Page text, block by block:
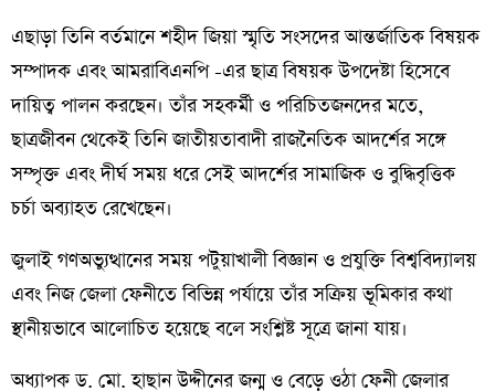
এছাড়া তিনি বর্তমানে শহীদ জিয়া স্মৃতি সংসদের আন্তর্জাতিক বিষয়ক
সম্পাদক এবং আমরাবিএনপি -এর ছাত্র বিষয়ক উপদেষ্টা হিসেবে
দায়িত্ব পালন করছেন। তাঁর সহকর্মী ও পরিচিতজনদের মতে,
ছাত্রজীবন থেকেই তিনি জাতীয়তাবাদী রাজনৈতিক আদর্শের সঙ্গে
সম্পৃক্ত এবং দীর্ঘ সময় ধরে সেই আদর্শের সামাজিক ও বুদ্ধিবৃত্তিক
চর্চা অব্যাহত রেখেছেন।
জুলাই গণঅভ্যুত্থানের সময় পটুয়াখালী বিজ্ঞান ও প্রযুক্তি বিশ্ববিদ্যালয়
এবং নিজ জেলা ফেনীতে বিভিন্ন পর্যায়ে তাঁর সক্রিয় ভূমিকার কথা
স্থানীয়ভাবে আলোচিত হয়েছে বলে সংশ্লিষ্ট সূত্রে জানা যায়।
অধ্যাপক ড. মো. হাছান উদ্দীনের জন্ম ও বেড়ে ওঠা ফেনী জেলার